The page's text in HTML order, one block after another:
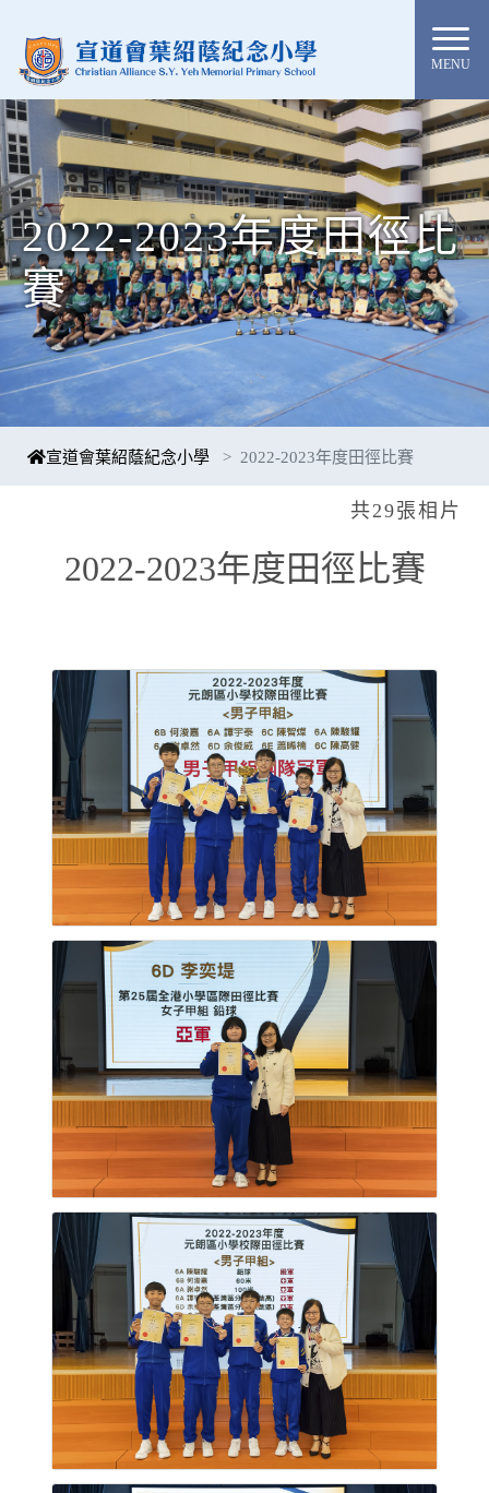
MENU
2022-2023年度田徑比
賽
宣道會葉紹蔭紀念小學 2022-2023年度田徑比賽
共29張相片
2022-2023年度田徑比賽